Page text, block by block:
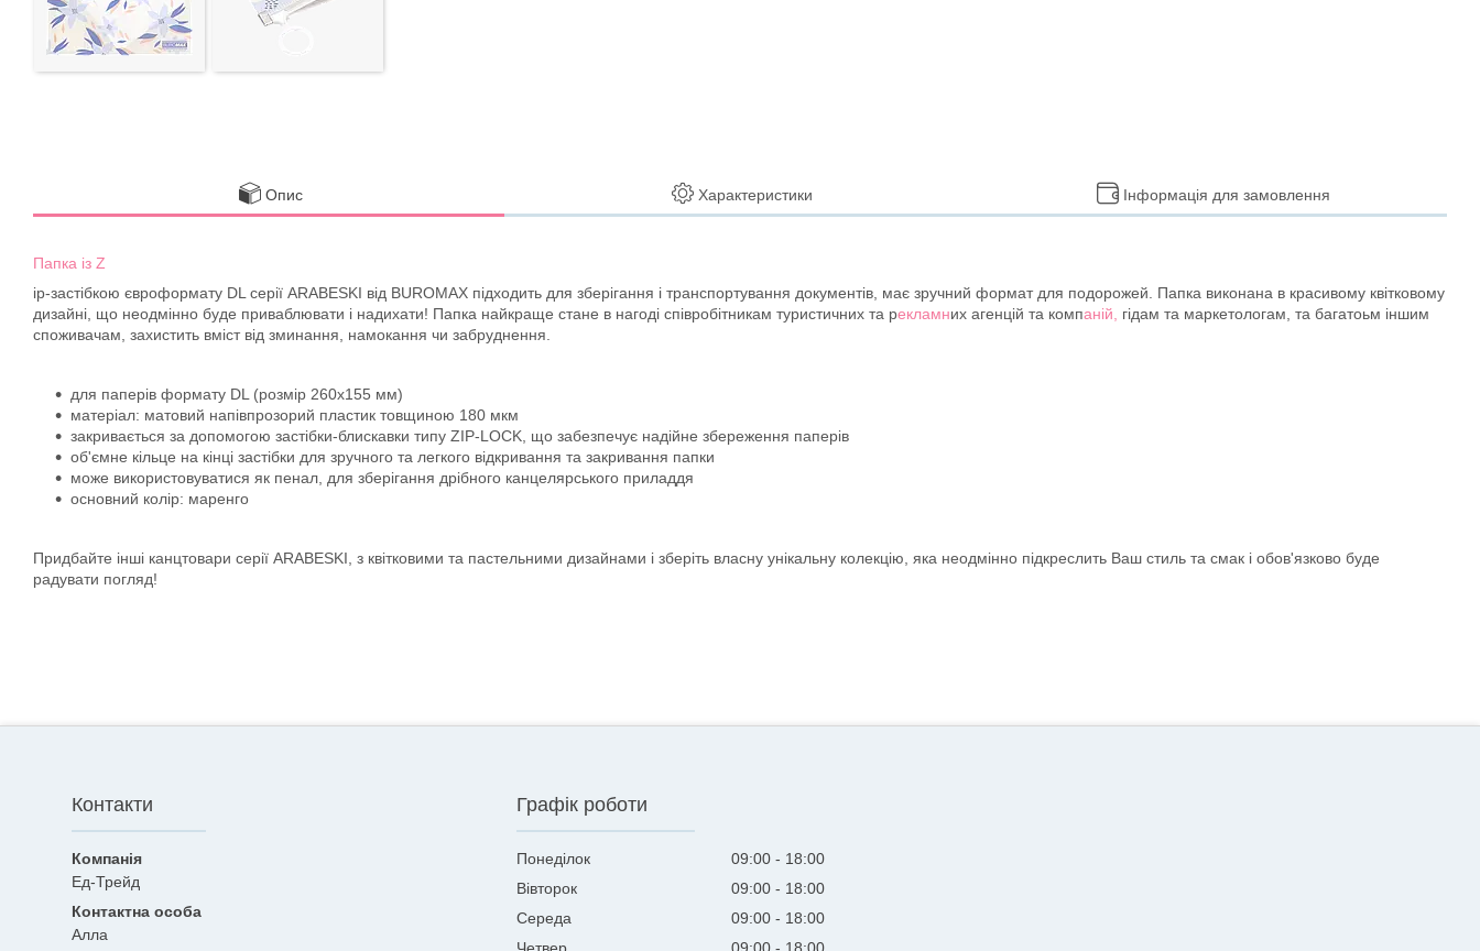
Опис Характеристики Інформація для замовлення
Папка із Z
ip-застібкою євроформату DL серії ARABESKI від BUROMAX підходить для зберігання і транспортування документів, має зручний формат для подорожей. Папка виконана в красивому квітковому
дизайні, що неодмінно буде приваблювати і надихати! Папка найкраще стане в нагоді співробітникам туристичних та рекламних агенцій та компаній,
гідам та маркетологам, та багатоьм іншим
споживачам, захистить вміст від зминання, намокання чи забруднення.
для паперів формату DL (розмір 260х155 мм)
матеріал: матовий напівпрозорий пластик товщиною 180 мкм
закривається за допомогою застібки-блискавки типу ZIP-LOCK, що забезпечує надійне збереження паперів
об'ємне кільце на кінці застібки для зручного та легкого відкривання та закривання папки
може використовуватися як пенал, для зберігання дрібного канцелярського приладдя
основний колір: маренго
Придбайте інші канцтовари серії ARABESKI, з квітковими та пастельними дизайнами і зберіть власну унікальну колекцію, яка неодмінно підкреслить Ваш стиль та смак і обов'язково буде
радувати погляд!
Контакти
Ед-Трейд
Алла
Графік роботи
Понеділок 09:00
18:00
Вівторок
09:00
18:00
Середа
09:00
18:00